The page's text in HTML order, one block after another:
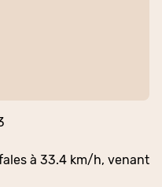
à 33.4 km/h, venant